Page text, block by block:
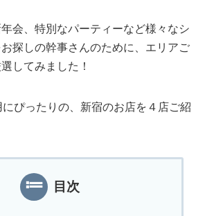
会、特別なパーティーなど様々なシ
探しの幹事さんのために、エリアご
してみました！
ぴったりの、新宿のお店を４店ご紹
目次